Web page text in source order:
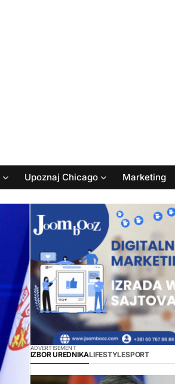
Upoznaj Chicago Marketing
ADVERTISEMENT
IZBOR UREDNIKALIFESTYLESPORT